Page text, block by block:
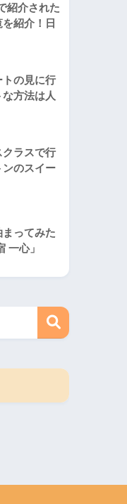
紹介された
紹介！日
トの見に行
方法は人
ラスで行
ンのスイー
ってみた
一心」